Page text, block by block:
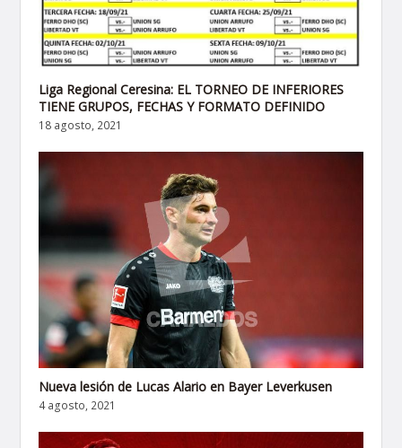
Liga Regional Ceresina: EL TORNEO DE INFERIORES
TIENE GRUPOS, FECHAS Y FORMATO DEFINIDO
18 agosto, 2021
Nueva lesión de Lucas Alario en Bayer Leverkusen
4 agosto, 2021